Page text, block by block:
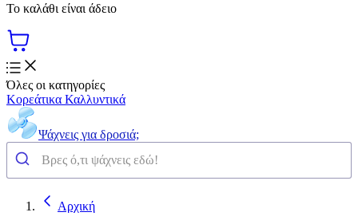
Το καλάθι είναι άδειο
Όλες οι κατηγορίες
Κορεάτικα Καλλυντικά
Ψάχνεις για δροσιά;
Αρχική